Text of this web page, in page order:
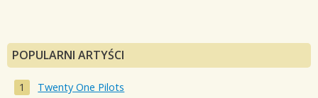
POPULARNI ARTYŚCI
Twenty One Pilots